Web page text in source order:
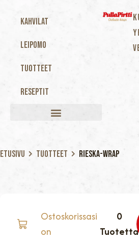
Kahvilat
Leipomo
Tuotteet
Reseptit
Etusivu Tuotteet Rieska-wrap
Ostoskorissasi
on
0
Tuotetta